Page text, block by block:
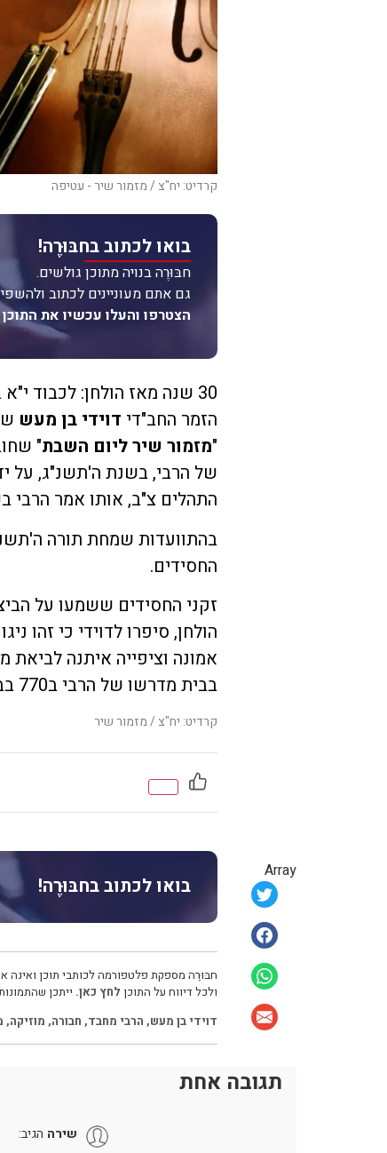
Array
קרדיט: יח"צ / מזמור שיר - עטיפה
בואו לכתוב בחבּוּרֶה!
חבּוּרֶה בנויה מתוכן גולשים.
גם אתם מעוניינים לכתוב
הצטרפו והעלו עכשיו את
30 שנה מאז הולחן: לכבוד
הזמר החב"די דוידי בן מעש
"מזמור שיר ליום השבת
של הרבי, בשנת ה'תשנ"ג, על
התהלים צ"ב, אותו אמר הרבי
בהתוועדות שמחת תורה
החסידים.
הולחן, סיפרו לדוידי כי זהו
אמונה וציפייה איתנה
בבית מדרשו של הרבי ב770 בברוקלין ניו יורק.
קרדיט: יח"צ / מזמור שיר
בואו לכתוב בחבּוּרֶה!
חבּוּרֶה מספקת פלטפורמה לכותבי תוכן ואינה
ולכל דיווח על התוכן לחץ כאן. ייתכן
דוידי בן מעש, הרבי מחבד, חבורה, מוזיקה,
תגובה אחת
שירה הגיב: